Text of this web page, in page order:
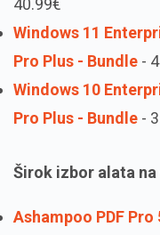
40.99€
Windows 11
Pro Plus - Bundle -
Windows 10
Pro Plus - Bundle -
Širok izbor alata
Ashampoo PDF Pro